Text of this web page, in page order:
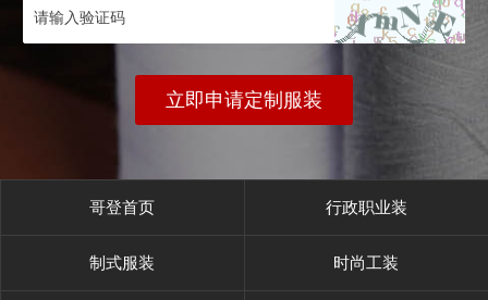
立即申请定制服装
哥登首页 行政职业装
制式服装 时尚工装